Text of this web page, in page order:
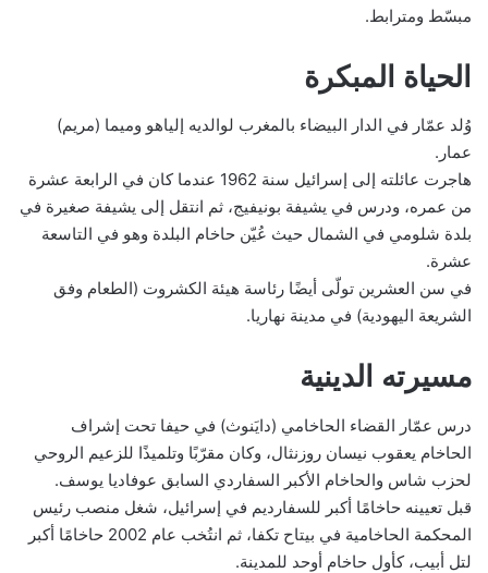
مبسّط ومترابط.
الحياة المبكرة
وُلد عمّار في الدار البيضاء بالمغرب لوالديه إلياهو وميما (مريم)
عمار.
هاجرت عائلته إلى إسرائيل سنة 1962 عندما كان في الرابعة عشرة
من عمره، ودرس في يشيفة بونيفيج، ثم انتقل إلى يشيفة صغيرة في
بلدة شلومي في الشمال حيث عُيّن حاخام البلدة وهو في التاسعة
عشرة.
في سن العشرين تولّى أيضًا رئاسة هيئة الكشروت (الطعام وفق
الشريعة اليهودية) في مدينة نهاريا.
مسيرته الدينية
درس عمّار القضاء الحاخامي (دايَنوث) في حيفا تحت إشراف
الحاخام يعقوب نيسان روزنثال، وكان مقرّبًا وتلميذًا للزعيم الروحي
لحزب شاس والحاخام الأكبر السفاردي السابق عوفاديا يوسف.
قبل تعيينه حاخامًا أكبر للسفارديم في إسرائيل، شغل منصب رئيس
المحكمة الحاخامية في بيتاح تكفا، ثم انتُخب عام 2002 حاخامًا أكبر
لتل أبيب، كأول حاخام أوحد للمدينة.